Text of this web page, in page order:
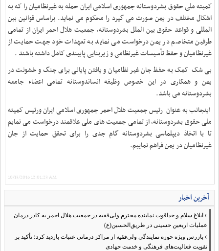
کمیته ملی حقوق بشردوستانه جمهوری اسلامی ایران حمله به غیرنظامیان را که به
اشکال مختلف در یمن صورت می گیرد را محکوم می نماید. براساس قوانین بین
المللی و قواعد حقوق بین الملل بشردوستانه، جمعیت هلال احمر ایران از تمامی
طرفین متخاصم در یمن درخواست می نماید به تعهدات خود جهت حمایت از
غیرنظامیان و حفظ تأسیسات غیرنظامی و زیربنایی پایبندی کامل داشته باشند .
بی شک کمک به حفظ جان غیر نظامیان و یافتن پایانی برای جنگ و خشونت در
یمن و همکاری در این خصوص وظیفه انساندوستانه تمامی اعضاء جامعه
بشردوستانه می باشد.
اینجانب به عنوان رئیس جمعیت هلال احمر جمهوری اسلامی ایران ورئیس کمیته
ملی حقوق بشردوستانه، از تمامی جمعیت های ملی علاقمند درخواست می نمایم
تا با اتخاذ دیپلماسی بشردوستانه گام جدی را برای تحقق حمایت از جان
غیرنظامیان در یمن فراهم نماییم.
10/13/2016 12:01:23 AM
آخرین اخبار
› ابلاغ سلام و خداقوت نماینده محترم ولی‌فقیه در جمعیت هلال احمر به کادر درمان
عملیات اربعین حسینی در طریق‌الحسین(ع)
› بازرس ویژه حوزه نمایندگی ولی‌فقیه از مراکز درمانی عتبات بازدید کرد؛ تأکید بر
تقویت فعالیت‌های فرهنگی و خدمت جهادی